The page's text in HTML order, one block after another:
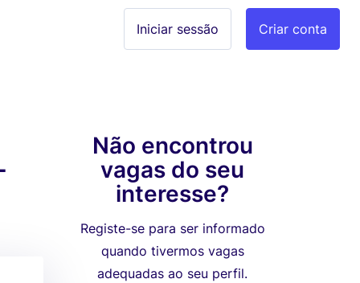
Criar conta
Iniciar sessão
Não encontrou
vagas do seu
interesse?
Registe-se para ser informado
quando tivermos vagas
adequadas ao seu perfil.